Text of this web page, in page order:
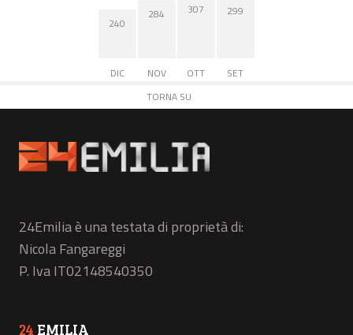
240
DIC
284
NOV
307
OTT
299
SET
TORNA SU
24Emilia è una testata di proprietà di:
Nicola Fangareggi
P. Iva IT02148540350
24 EMILIA